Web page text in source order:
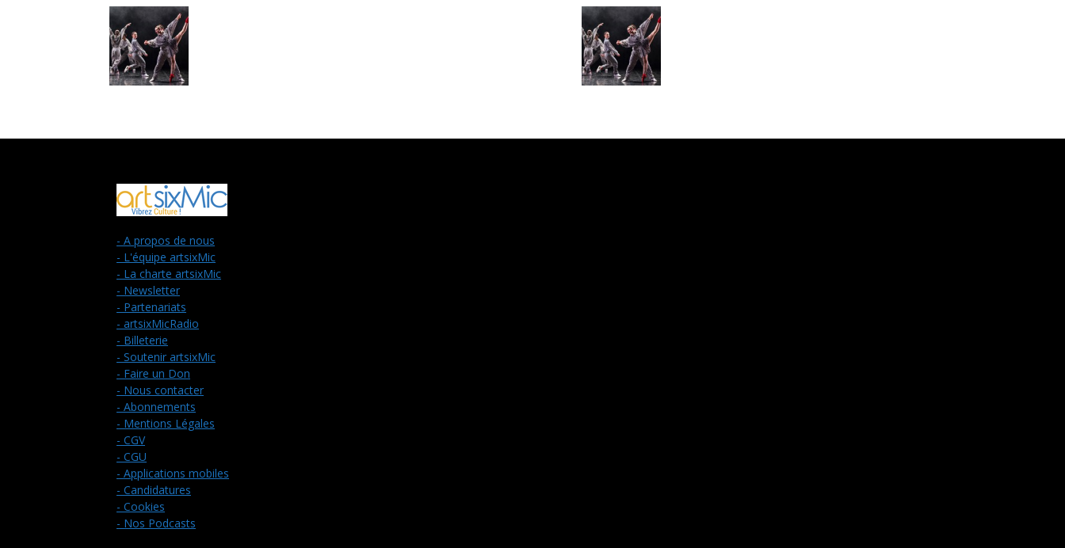
- A propos de nous
- L'équipe artsixMic
- La charte artsixMic
- Newsletter
- Partenariats
- artsixMicRadio
- Billeterie
- Soutenir artsixMic
- Faire un Don
- Nous contacter
- Abonnements
- Mentions Légales
- CGV
- CGU
- Applications mobiles
- Candidatures
- Cookies
- Nos Podcasts